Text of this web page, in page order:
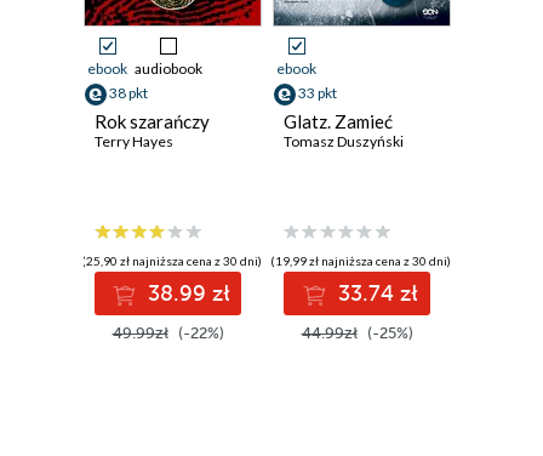
ebook audiobook
38 pkt
Rok szarańczy
Terry Hayes
(25,90 zł najniższa cena z 30 dni)
38.99 zł
49.99zł (-22%)
ebook
33 pkt
Glatz. Zamieć
Tomasz Duszyński
(19,99 zł najniższa cena z 30 dni)
33.74 zł
44.99zł (-25%)